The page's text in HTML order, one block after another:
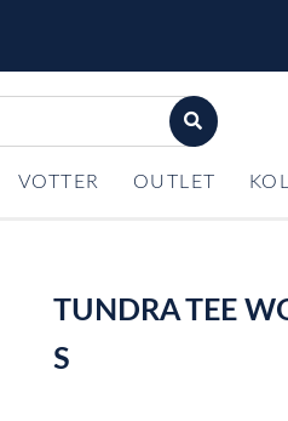
VOTTER OUTLET
TUNDRA TEE
S